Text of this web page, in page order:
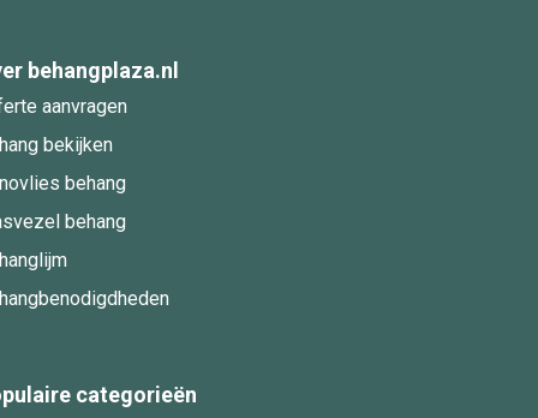
behangplaza.nl
aanvragen
bekijken
behang
behang
categorieën